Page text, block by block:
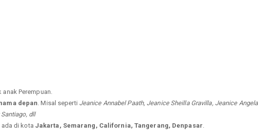
Perempuan.
depan . Misal seperti Jeanice Annabel Paath, Jeanice Sheilla Gravilla, Jeanice Angela
dll
di kota Jakarta, Semarang, California, Tangerang, Denpasar